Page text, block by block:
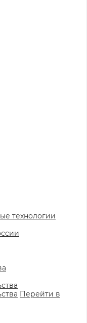
технологии
Перейти в